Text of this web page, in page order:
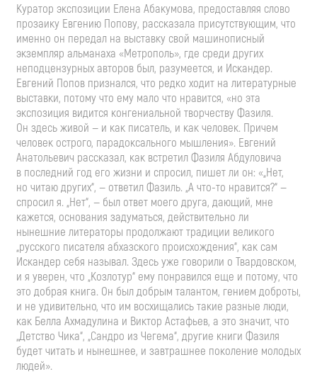
Куратор экспозиции Елена Абакумова, предоставляя слово
прозаику Евгению Попову, рассказала присутствующим, что
именно он передал на выставку свой машинописный
экземпляр альманаха «Метрополь», где среди других
неподцензурных авторов был, разумеется, и Искандер.
Евгений Попов признался, что редко ходит на литературные
выставки, потому что ему мало что нравится, «но эта
экспозиция видится конгениальной творчеству Фазиля.
Он здесь живой — и как писатель, и как человек. Причем
человек острого, парадоксального мышления». Евгений
Анатольевич рассказал, как встретил Фазиля Абдуловича
в последний год его жизни и спросил, пишет ли он: «„Нет,
но читаю других“, — ответил Фазиль. „Ачто-то нравится?“ —
спросил я. „Нет“, — был ответ моего друга, дающий, мне
кажется, основания задуматься, действительно ли
нынешние литераторы продолжают традиции великого
„русского писателя абхазского происхождения“, как сам
Искандер себя называл. Здесь уже говорили о Твардовском,
и я уверен, что „Козлотур“ ему понравился еще и потому, что
это добрая книга. Он был добрым талантом, гением доброты,
и не удивительно, что им восхищались такие разные люди,
как Белла Ахмадулина и Виктор Астафьев, а это значит, что
„Детство Чика“, „Сандро из Чегема“, другие книги Фазиля
будет читать и нынешнее, и завтрашнее поколение молодых
людей».